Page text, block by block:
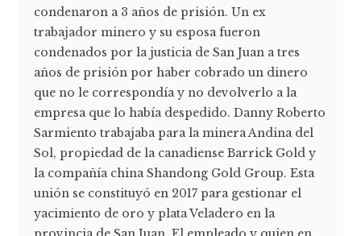
condenaron a 3 años de prisión. Un ex
trabajador minero y su esposa fueron
condenados por la justicia de San Juan a tres
años de prisión por haber cobrado un dinero
que no le correspondía y no devolverlo a la
empresa que lo había despedido. Danny Roberto
Sarmiento trabajaba para la minera Andina del
Sol, propiedad de la canadiense Barrick Gold y
la compañía china Shandong Gold Group. Esta
unión se constituyó en 2017 para gestionar el
yacimiento de oro y plata Veladero en la